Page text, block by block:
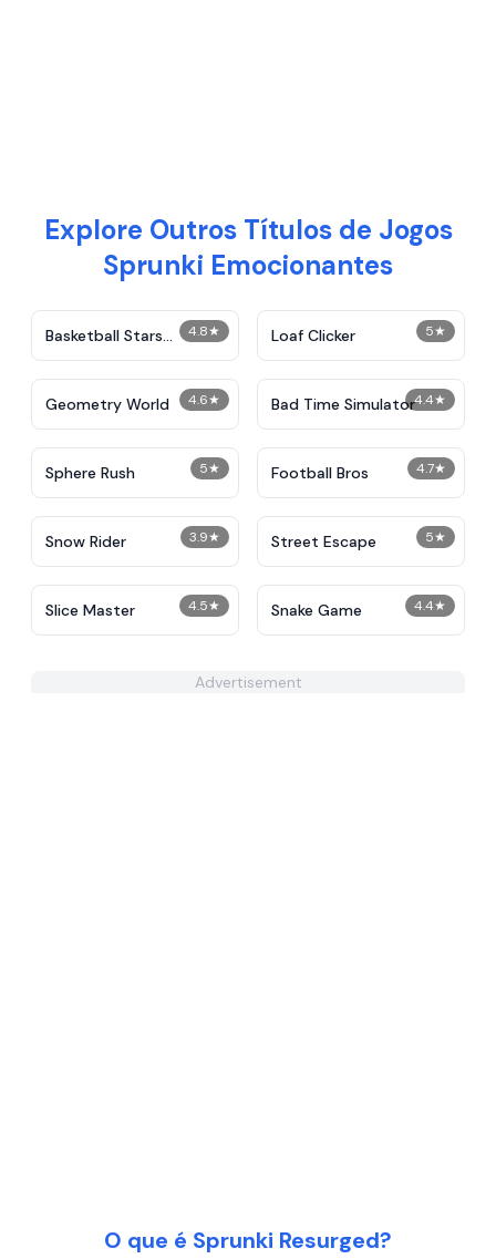
Explore Outros Títulos de Jogos
Sprunki Emocionantes
4.8★
Basketball Stars
Unblocked
5★
Loaf Clicker
4.6★
Geometry World 4.4★
Bad Time Simulator
5★
Sphere Rush 4.7★
Football Bros
3.9★
Snow Rider 5★
Street Escape
4.5★
Slice Master 4.4★
Snake Game
Advertisement
O que é Sprunki Resurged?